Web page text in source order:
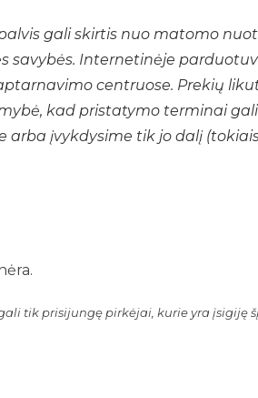
gali skirtis nuo matomo
savybės. Internetinėje
centruose. Prekių
kad pristatymo terminai
arba įvykdysime tik jo dalį
tik prisijungę pirkėjai, kurie yra įsigiję